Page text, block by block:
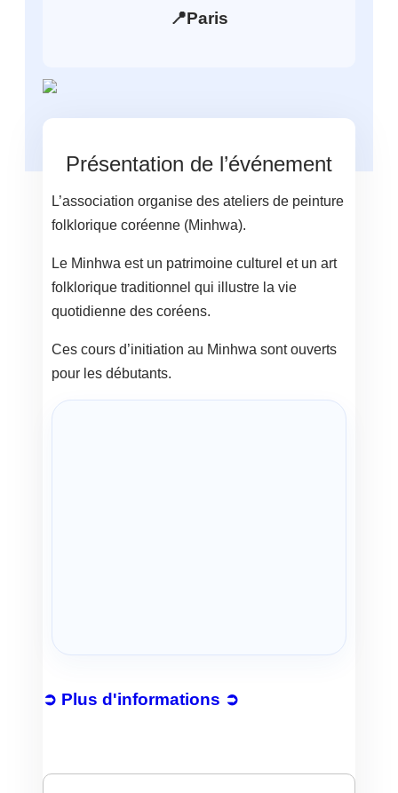
📍Paris
Présentation de l’événement
L’association organise des ateliers de peinture
folklorique coréenne (Minhwa).
Le Minhwa est un patrimoine culturel et un art
folklorique traditionnel qui illustre la vie
quotidienne des coréens.
Ces cours d’initiation au Minhwa sont ouverts
pour les débutants.
➲ Plus d'informations ➲